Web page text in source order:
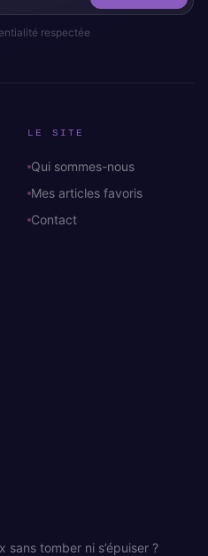
respectée
LE SITE
Qui sommes-nous
Mes articles favoris
Contact
tomber ni s’épuiser ?